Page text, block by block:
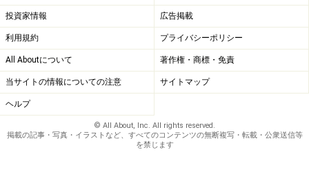
生地を横にして今度小判型の横を延ばします。
30cmの四角を目指す
投資家情報 広告掲載
利用規約 プライバシーポリシー
All Aboutについて 著作権・商標・免責
当サイトの情報についての注意 サイトマップ
ヘルプ
© All About, Inc. All rights reserved.
掲載の記事・写真・イラストなど、すべてのコンテンツの無断複写・転載・公衆送信等
を禁じます